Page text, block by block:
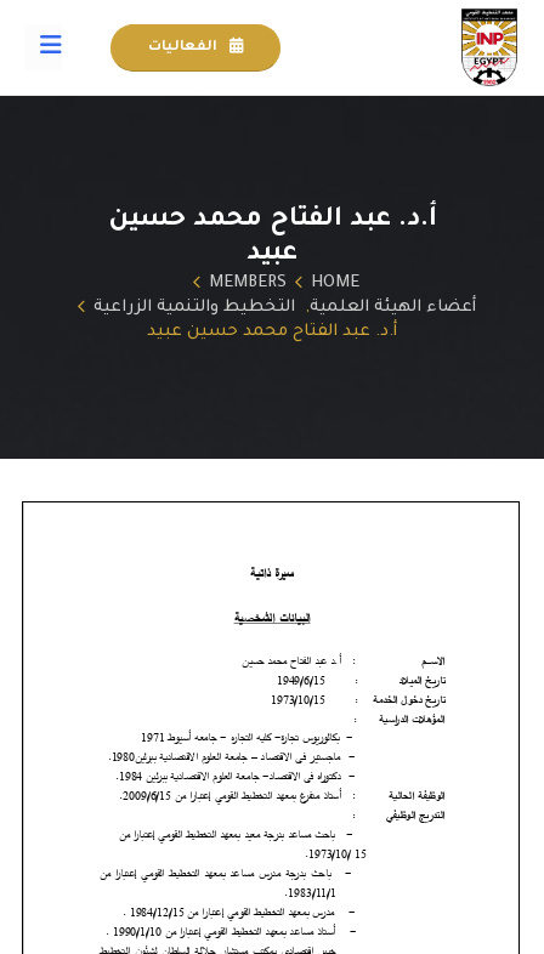
الفعاليات
أ.د. عبد الفتاح محمد حسين
عبيد
HOME
MEMBERS
أعضاء الهيئة العلمية,
التخطيط والتنمية الزراعية
أ.د. عبد الفتاح محمد حسين عبيد